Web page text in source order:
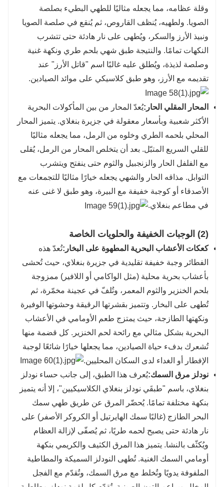
وقلة عظامه، مما يجعله مثاليًا للطهي البطيء بصلصة
الصويا. ولطهيه، يُنظف القاروص، ثم يُنقع في صلصة الصويا
ونبيذ الأرز والسكر، ويُطهى على نار هادئة حتى تتشرب
النكهات تمامًا. والنتيجة طبق شهي بلحم طري ونكهة غنية
وصلصة لذيذة، ويُطلق عليه غالبًا اسم "قاتل الأرز" عند
تقديمه مع الأرز، وهو طبق كلاسيكي على موائد الصيادين.
المحار المقلي الحار:يُعدّ المحار من بين المأكولات البحرية
الأكثر شعبية وبأسعار معقولة في جزيرة بنغلاي. يتميز المحار
المحلي بلحمه الطري وخلوه من الرمل، مما يجعله مثاليًا
للقلي السريع المتبّل. بعد أن يتخلص المحار من الرمل، يُقلى
مع الفلفل الحار والزنجبيل والثوم حتى ينفتح ويتشرب
التوابل. مذاقه الحار والشهي يجعله خيارًا مثاليًا للتجمعات مع
الأصدقاء أو كوجبة خفيفة مع البيرة، وهو طبق لا غنى عنه
في مطاعم بنغلاي.
(2) الوجبات الخفيفة والحلويات الخاصة
كعكات الأعشاب البحرية المطهوة على البخار:تُعدّ هذه
الفطائر وجبة خفيفة تقليدية في جزيرة بنغلاي، حيث تُحشى
بأعشاب بحرية محلية (مثل الواكامي أو اللافير) ممزوجة
بلحم الخنزير والثوم المعمر، وتُلفّ في عجينة مخمّرة، ثم
تُطهى على البخار. وتتميز بقشرتها الرقيقة وحشوتها الوفيرة
ونكهتها الطازجة، حيث يمتزج طعم الأومامي في الأعشاب
البحرية بشكل مثالي مع رائحة لحم الخنزير. كل قضمة منها
تُشعرك بدفء حياة الصيادين، مما يجعلها خيارًا شائعًا لوجبة
الإفطار أو الغداء لدى السكان المحليين.
نودلز مرق السمك:يُعرف هذا الطبق، إلى جانب حساء نودلز
بنغلاي، باسم "طبقَي نودلز بنغلاي الكلاسيكيين"، إلا أنه يتميز
بنكهة مختلفة تمامًا. يُحضّر المرق عن طريق طهي سمك
البحر الطازج (غالبًا سمك الهايرتيل أو الكروكر الأصفر) على
نار هادئة حتى يصبح لحمه طريًا، ثم يُصفّى لإزالة العظام
ويُكثّف بالنشا. يتميز هذا المرق الكثيف والكريمي بنكهة
أومامي السمك الغنية. تُطهى النودلز السميكة والمطاطية
الملفوفة يدويًا وتُخلط مع مرق السمك، وتُقدّم مع الفجل